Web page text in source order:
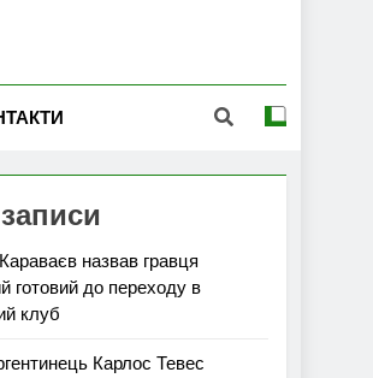
назвав гравця
готовий до переходу в
клуб
Карлос Тевес